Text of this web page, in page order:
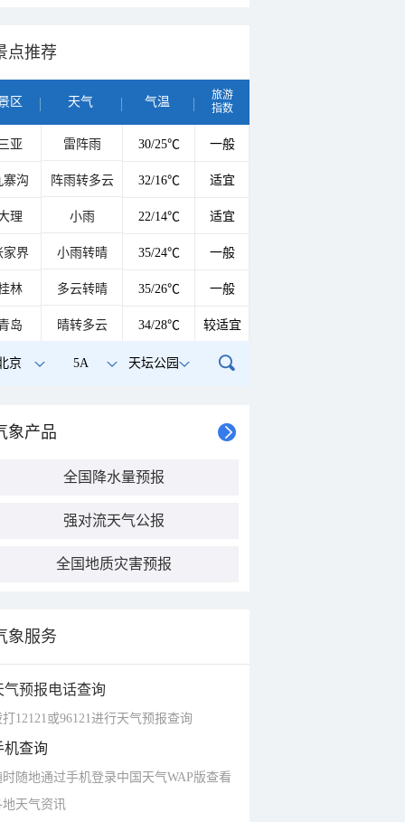
点推荐
区 天气 气温
旅游
指数
亚 雷阵雨 30/25℃ 一般
寨沟 阵雨转多云 32/16℃ 适宜
理 小雨 22/14℃ 适宜
家界 小雨转晴 35/24℃ 一般
林 多云转晴 35/26℃ 一般
岛 晴转多云 34/28℃ 较适宜
京 5A 天坛公园
象产品
全国降水量预报
强对流天气公报
全国地质灾害预报
象服务
气预报电话查询
打12121或96121进行天气预报查询
机查询
时随地通过手机登录中国天气WAP版查看
地天气资讯